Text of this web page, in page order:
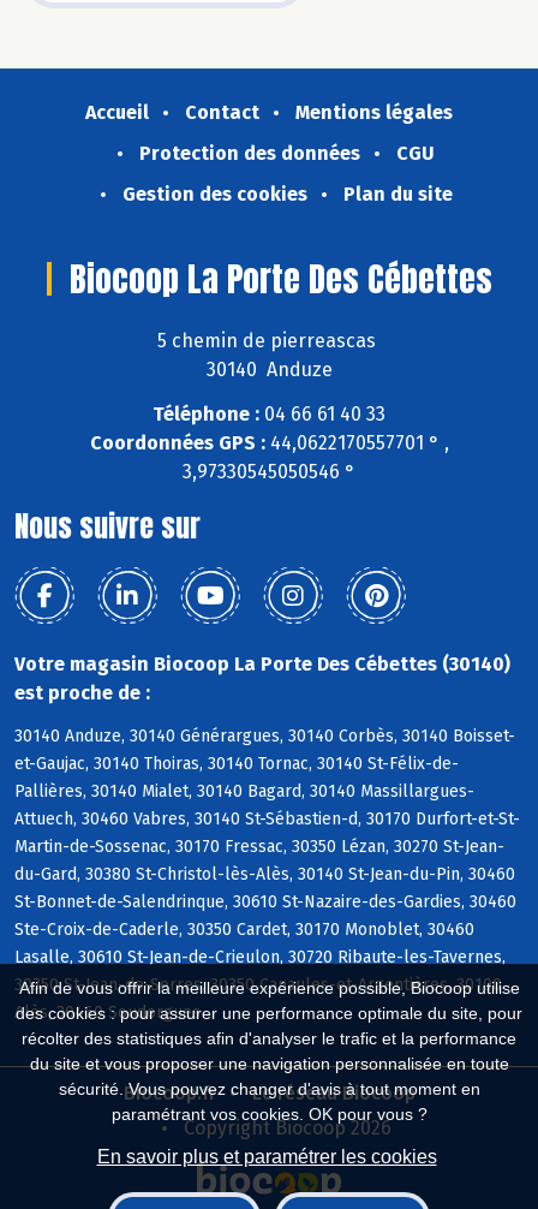
Afin de vous offrir la meilleure expérience possible, Biocoop utilise
des cookies : pour assurer une performance optimale du site, pour
récolter des statistiques afin d'analyser le trafic et la performance
du site et vous proposer une navigation personnalisée en toute
sécurité. Vous pouvez changer d'avis à tout moment en
paramétrant vos cookies. OK pour vous ?
En savoir plus et paramétrer les cookies
Accueil Contact
Mentions légales
Protection des données
CGU
Gestion des cookies
Plan du site
Biocoop La Porte Des Cébettes
5 chemin de pierreascas
30140 Anduze
Téléphone : 04 66 61 40 33
Coordonnées GPS :44,0622170557701 ° ,
3,97330545050546 °
Nous suivre sur
Votre magasin Biocoop La Porte Des Cébettes (30140)
est proche de :
30140 Anduze, 30140 Générargues, 30140 Corbès, 30140 Boisset-
et-Gaujac, 30140 Thoiras, 30140 Tornac, 30140 St-Félix-de-
Pallières, 30140 Mialet, 30140 Bagard, 30140 Massillargues-
Attuech, 30460 Vabres, 30140 St-Sébastien-d, 30170 Durfort-et-St-
Martin-de-Sossenac, 30170 Fressac, 30350 Lézan, 30270 St-Jean-
du-Gard, 30380 St-Christol-lès-Alès, 30140 St-Jean-du-Pin, 30460
St-Bonnet-de-Salendrinque, 30610 St-Nazaire-des-Gardies, 30460
Ste-Croix-de-Caderle, 30350 Cardet, 30170 Monoblet, 30460
Lasalle, 30610 St-Jean-de-Crieulon, 30720 Ribaute-les-Tavernes,
30350 St-Jean-de-Serres, 30350 Canaules-et-Argentières, 30100
Alès, 30460 Soudorgues
Biocoop.fr
Le réseau Biocoop
Copyright Biocoop 2026